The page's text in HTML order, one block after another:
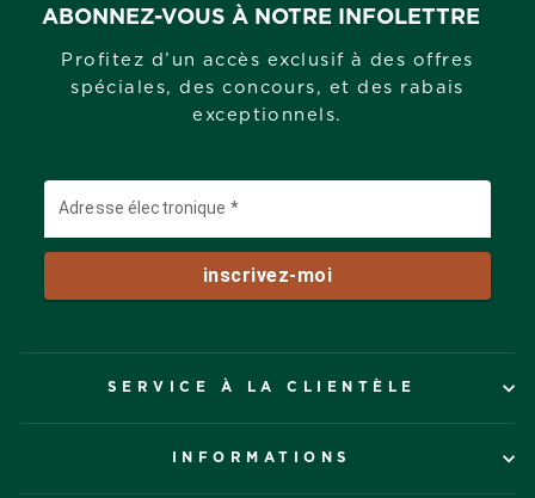
ABONNEZ-VOUS À NOTRE INFOLETTRE
Profitez d’un accès exclusif à des offres
spéciales, des concours, et des rabais
exceptionnels.
SERVICE À LA CLIENTÈLE
INFORMATIONS